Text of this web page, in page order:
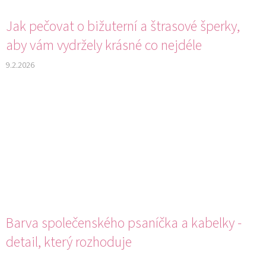
Jak pečovat o bižuterní a štrasové šperky,
aby vám vydržely krásné co nejdéle
9.2.2026
Barva společenského psaníčka a kabelky -
detail, který rozhoduje